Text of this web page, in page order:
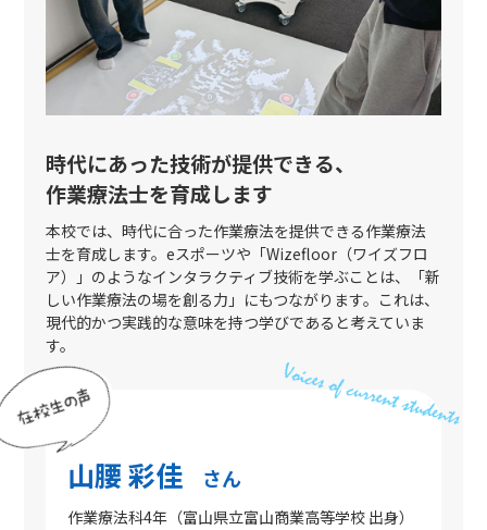
時代にあった技術が提供できる、
作業療法士を育成します
本校では、時代に合った作業療法を提供できる作業療法
士を育成します。eスポーツや「Wizeﬂoor（ワイズフロ
ア）」のようなインタラクティブ技術を学ぶことは、「新
しい作業療法の場を創る力」にもつながります。これは、
現代的かつ実践的な意味を持つ学びであると考えていま
す。
山腰 彩佳 さん
作業療法科4年（富山県立富山商業高等学校 出身）